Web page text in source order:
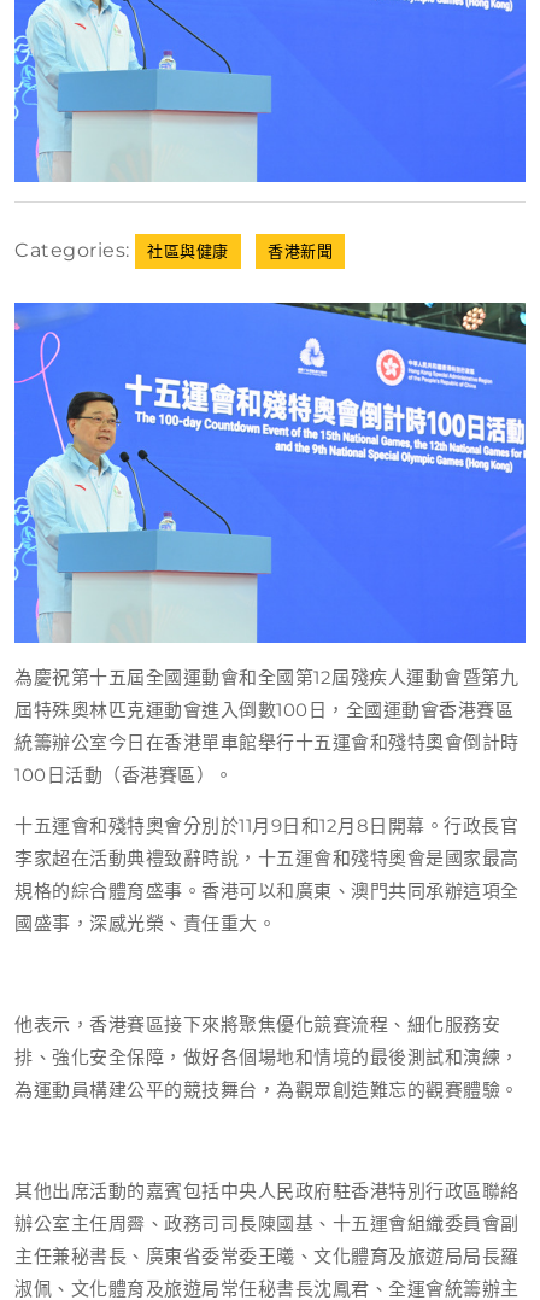
Categories: 社區與健康 香港新聞
為慶祝第十五屆全國運動會和全國第12屆殘疾人運動會暨第九
屆特殊奧林匹克運動會進入倒數100日，全國運動會香港賽區
統籌辦公室今日在香港單車館舉行十五運會和殘特奧會倒計時
100日活動（香港賽區）。
十五運會和殘特奧會分別於11月9日和12月8日開幕。行政長官
李家超在活動典禮致辭時說，十五運會和殘特奧會是國家最高
規格的綜合體育盛事。香港可以和廣東、澳門共同承辦這項全
國盛事，深感光榮、責任重大。
他表示，香港賽區接下來將聚焦優化競賽流程、細化服務安
排、強化安全保障，做好各個場地和情境的最後測試和演練，
為運動員構建公平的競技舞台，為觀眾創造難忘的觀賽體驗。
其他出席活動的嘉賓包括中央人民政府駐香港特別行政區聯絡
辦公室主任周霽、政務司司長陳國基、十五運會組織委員會副
主任兼秘書長、廣東省委常委王曦、文化體育及旅遊局局長羅
淑佩、文化體育及旅遊局常任秘書長沈鳳君、全運會統籌辦主